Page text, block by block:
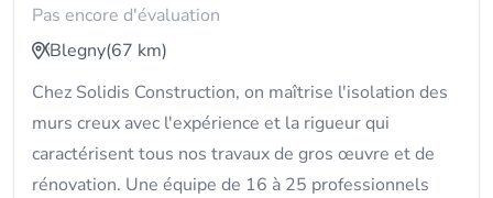
Pas encore d'évaluation
Blegny(67 km)
Chez Solidis Construction, on maîtrise l'isolation des
murs creux avec l'expérience et la rigueur qui
caractérisent tous nos travaux de gros œuvre et de
rénovation. Une équipe de 16 à 25 professionnels